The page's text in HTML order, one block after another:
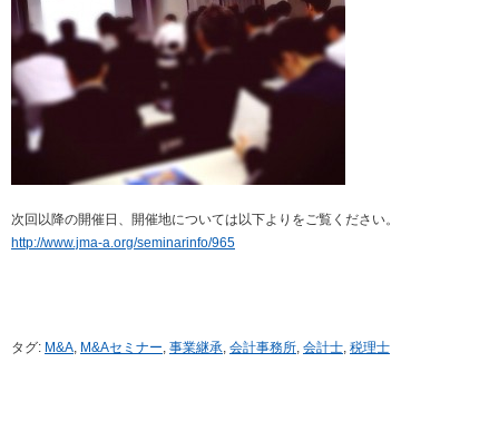
次回以降の開催日、開催地については以下よりをご覧ください。
http://www.jma-a.org/seminarinfo/965
タグ: M&A, M&Aセミナー, 事業継承, 会計事務所, 会計士, 税理士